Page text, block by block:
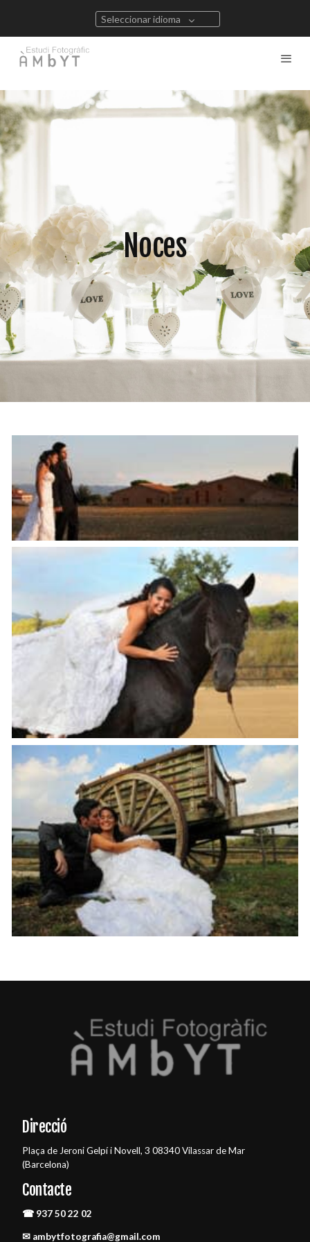
Seleccionar idioma
Noces
Direcció
Plaça de Jeroni Gelpí i Novell, 3 08340 Vilassar de Mar
(Barcelona)
Contacte
☎ 937 50 22 02
✉ ambytfotografia@gmail.com